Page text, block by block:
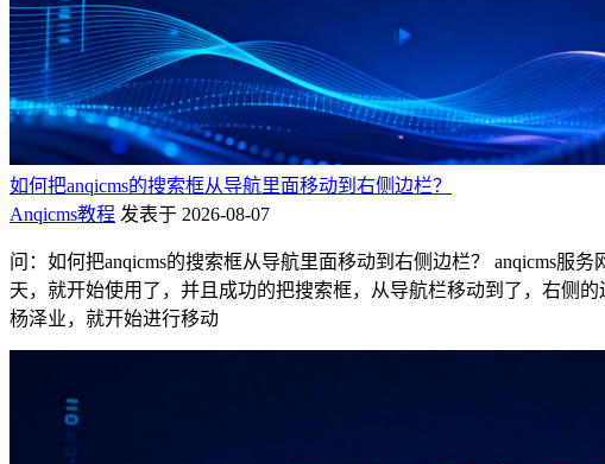
如何把anqicms的搜索框从导航里面移动到右侧边栏？
Anqicms教程 发表于 2026-08-07
问：如何把anqicms的搜索框从导航里面移动到右侧边栏？ anqicms服
天，就开始使用了，并且成功的把搜索框，从导航栏移动到了，右侧
杨泽业，就开始进行移动